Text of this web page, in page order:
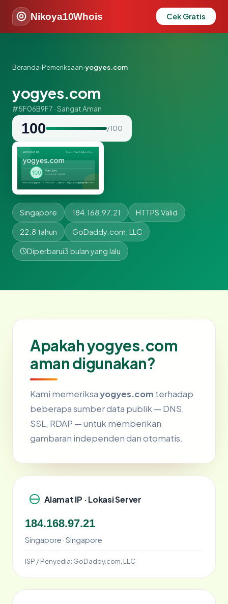
Nikoya10Whois Cek Gratis
Beranda›Pemeriksaan›yogyes.com
yogyes.com
#5F06B9F7 · Sangat Aman
100 / 100
Singapore 184.168.97.21 HTTPS Valid
22.8 tahun GoDaddy.com, LLC
Diperbarui3 bulan yang lalu
Apakah yogyes.com
aman digunakan?
Kami memeriksayogyes.com terhadap
beberapa sumber data publik — DNS,
SSL, RDAP — untuk memberikan
gambaran independen dan otomatis.
Alamat IP · Lokasi Server
184.168.97.21
Singapore · Singapore
ISP / Penyedia: GoDaddy.com, LLC